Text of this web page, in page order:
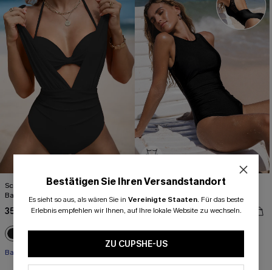
Schwarzes Bikini-Oberteil & gerafftes
Badeset
35,00 €44,00 €
Bauch Kontrolle
Rückenfreier Mesh-Bauchweg-
Badeanzug
43,00 €
Bestätigen Sie Ihren Versandstandort
Es sieht so aus, als wären Sie in Vereinigte Staaten. Für das beste
Erlebnis empfehlen wir Ihnen, auf Ihre lokale Website zu wechseln.
ZU CUPSHE-US